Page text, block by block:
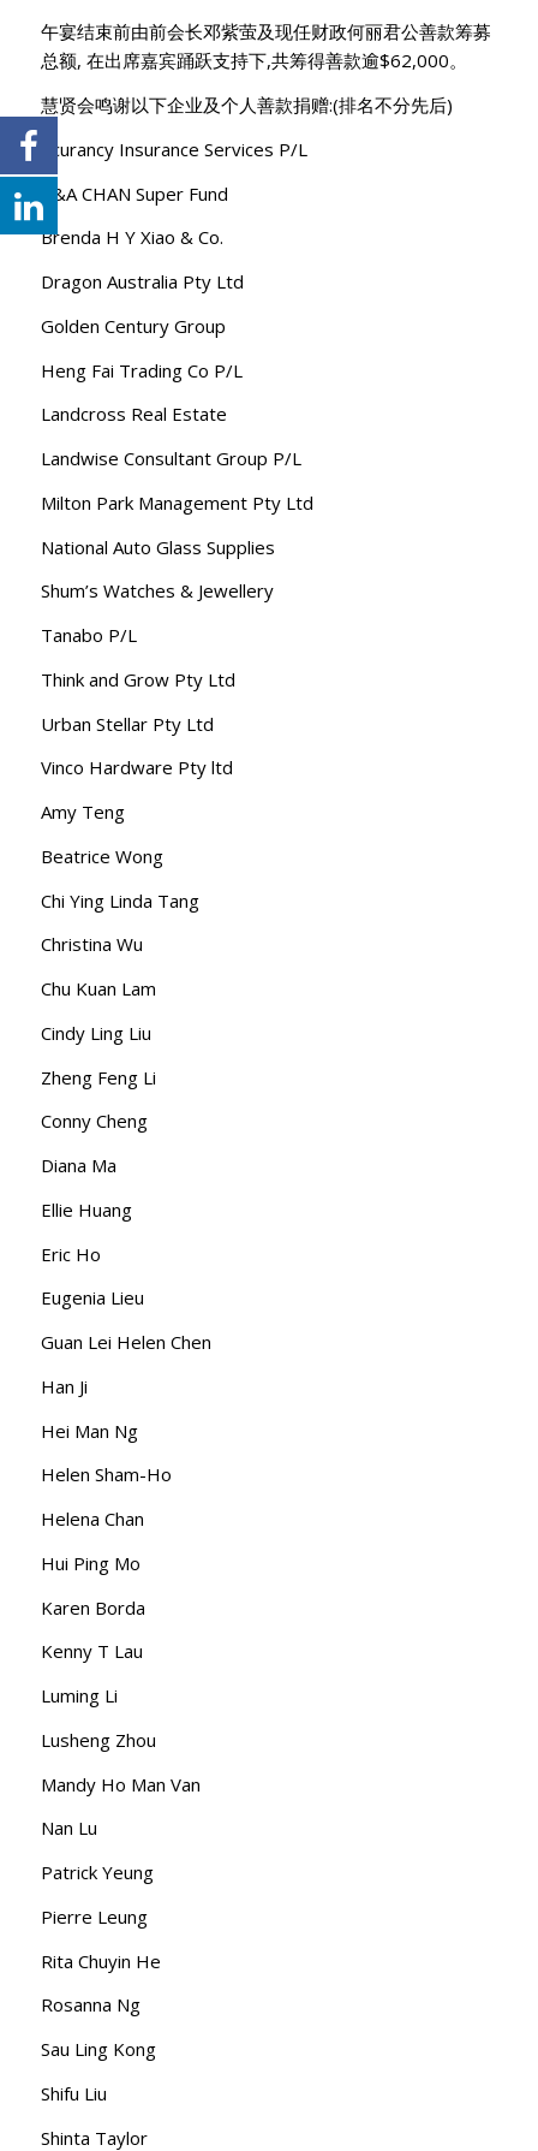
午宴结束前由前会长邓紫萤及现任财政何丽君公善款筹募
总额, 在出席嘉宾踊跃支持下,共筹得善款逾$62,000。
慧贤会鸣谢以下企业及个人善款捐赠:(排名不分先后)
Acurancy Insurance Services P/L
B&A CHAN Super Fund
Brenda H Y Xiao & Co.
Dragon Australia Pty Ltd
Golden Century Group
Heng Fai Trading Co P/L
Landcross Real Estate
Landwise Consultant Group P/L
Milton Park Management Pty Ltd
National Auto Glass Supplies
Shum’s Watches & Jewellery
Tanabo P/L
Think and Grow Pty Ltd
Urban Stellar Pty Ltd
Vinco Hardware Pty ltd
Amy Teng
Beatrice Wong
Chi Ying Linda Tang
Christina Wu
Chu Kuan Lam
Cindy Ling Liu
Zheng Feng Li
Conny Cheng
Diana Ma
Ellie Huang
Eric Ho
Eugenia Lieu
Guan Lei Helen Chen
Han Ji
Hei Man Ng
Helen Sham-Ho
Helena Chan
Hui Ping Mo
Karen Borda
Kenny T Lau
Luming Li
Lusheng Zhou
Mandy Ho Man Van
Nan Lu
Patrick Yeung
Pierre Leung
Rita Chuyin He
Rosanna Ng
Sau Ling Kong
Shifu Liu
Shinta Taylor